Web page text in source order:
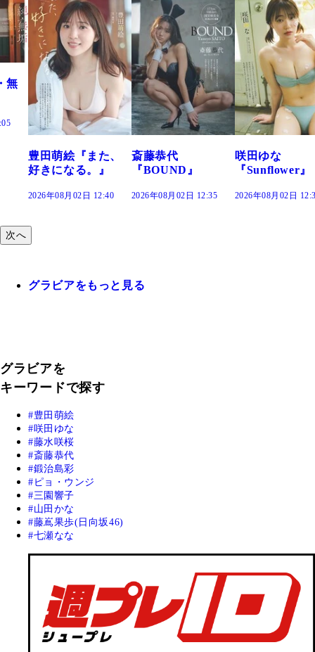
萌絵『また、
になる。』
年08月02日 12:40
斎藤恭代
『BOUND』
2026年08月02日 12:35
咲田ゆな
『Sunflower』
2026年08月02日 12:30
だ
次へ
グラビアをもっと見る
グラビアを
キーワードで探す
豊田萌絵
咲田ゆな
藤水咲桜
斎藤恭代
鍛治島彩
ピョ・ウンジ
三園響子
山田かな
藤嶌果歩(日向坂46)
七瀬なな